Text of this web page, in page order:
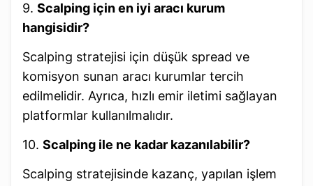
9. Scalping için en iyi aracı kurum
hangisidir?
Scalping stratejisi için düşük spread ve
komisyon sunan aracı kurumlar tercih
edilmelidir. Ayrıca, hızlı emir iletimi sağlayan
platformlar kullanılmalıdır.
10. Scalping ile ne kadar kazanılabilir?
Scalping stratejisinde kazanç, yapılan işlem